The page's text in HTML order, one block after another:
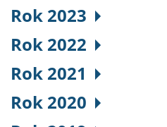
Rok 2023
Rok 2022
Rok 2021
Rok 2020